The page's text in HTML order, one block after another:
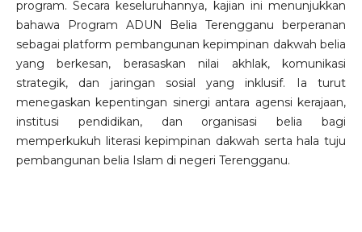
program. Secara keseluruhannya, kajian ini menunjukkan
bahawa Program ADUN Belia Terengganu berperanan
sebagai platform pembangunan kepimpinan dakwah belia
yang berkesan, berasaskan nilai akhlak, komunikasi
strategik, dan jaringan sosial yang inklusif. Ia turut
menegaskan kepentingan sinergi antara agensi kerajaan,
institusi pendidikan, dan organisasi belia bagi
memperkukuh literasi kepimpinan dakwah serta hala tuju
pembangunan belia Islam di negeri Terengganu.